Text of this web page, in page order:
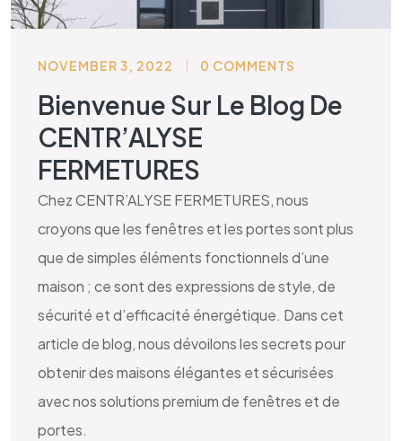
NOVEMBER 3, 2022 0 COMMENTS
Bienvenue Sur Le Blog De
CENTR’ALYSE
FERMETURES
Chez CENTR’ALYSE FERMETURES, nous
croyons que les fenêtres et les portes sont plus
que de simples éléments fonctionnels d’une
maison ; ce sont des expressions de style, de
sécurité et d’efficacité énergétique. Dans cet
article de blog, nous dévoilons les secrets pour
obtenir des maisons élégantes et sécurisées
avec nos solutions premium de fenêtres et de
portes.